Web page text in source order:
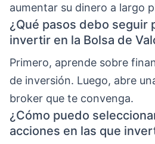
aumentar su dinero a largo
¿Qué pasos debo seguir
invertir en la Bolsa de
Primero, aprende sobre
de inversión. Luego, abre
broker que te convenga.
¿Cómo puedo
acciones en las que